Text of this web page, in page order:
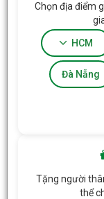
Chọn địa điểm
HCM
Đà Nẵng
Tặng người
thể